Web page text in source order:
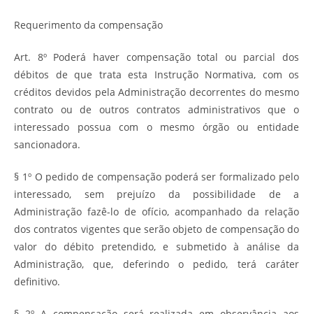
Requerimento da compensação
Art. 8º Poderá haver compensação total ou parcial dos
débitos de que trata esta Instrução Normativa, com os
créditos devidos pela Administração decorrentes do mesmo
contrato ou de outros contratos administrativos que o
interessado possua com o mesmo órgão ou entidade
sancionadora.
§ 1º O pedido de compensação poderá ser formalizado pelo
interessado, sem prejuízo da possibilidade de a
Administração fazê-lo de ofício, acompanhado da relação
dos contratos vigentes que serão objeto de compensação do
valor do débito pretendido, e submetido à análise da
Administração, que, deferindo o pedido, terá caráter
definitivo.